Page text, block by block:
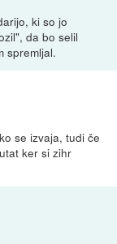
ki so jo
da bo selil
spremljal.
se izvaja, tudi če
ker si zihr